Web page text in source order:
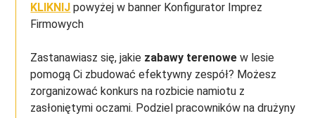
KLIKNIJ powyżej w banner Konfigurator Imprez
Firmowych
Zastanawiasz się, jakie zabawy terenowe w lesie
pomogą Ci zbudować efektywny zespół? Możesz
zorganizować konkurs na rozbicie namiotu z
zasłoniętymi oczami. Podziel pracowników na drużyny